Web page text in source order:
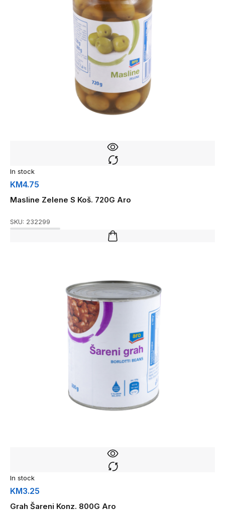
In stock
KM4.75
Masline Zelene S Koš. 720G Aro
SKU: 232299
In stock
KM3.25
Grah Šareni Konz. 800G Aro